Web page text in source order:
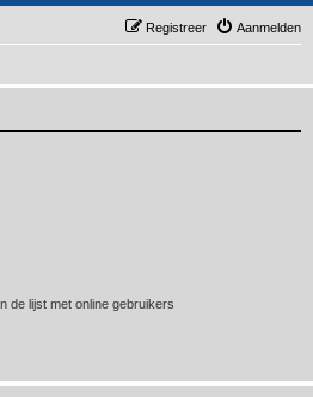
Aanmelden
Registreer
de lijst met online gebruikers